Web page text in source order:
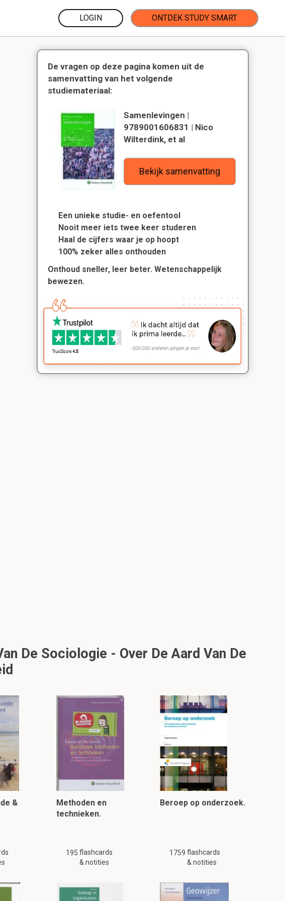
LOGIN ONTDEK STUDY SMART
De vragen op deze pagina komen uit de
samenvatting van het volgende
studiemateriaal:
Samenlevingen |
9789001606831 | Nico
Wilterdink, et al
Bekijk samenvatting
Een unieke studie- en oefentool
Nooit meer iets twee keer studeren
Haal de cijfers waar je op hoopt
100% zeker alles onthouden
Onthoud sneller, leer beter. Wetenschappelijk
bewezen.
De Sociologie - Over De Aard Van De
&
Methoden en
technieken.
195 flashcards
& notities
Beroep op onderzoek.
1759 flashcards
& notities